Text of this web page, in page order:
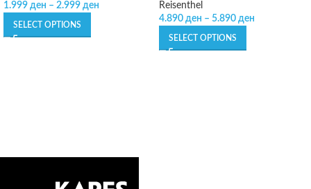
1.999 ден – 2.999 ден
SELECT OPTIONS
Reisenthel
4.890 ден – 5.890 ден
SELECT OPTIONS